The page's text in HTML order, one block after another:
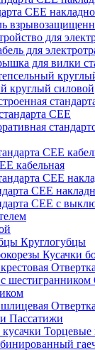
CEE
для
для
для вилки
круглый силовой
CEE
кабельная
СЕЕ
СЕЕ с
Круглогубцы
Кусачки
Пассатижи
Торцевые